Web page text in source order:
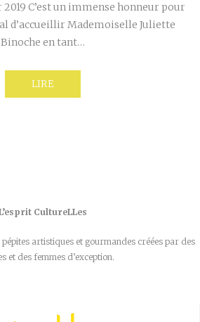
C’est un immense honneur pour
d’accueillir Mademoiselle Juliette
Binoche en tant…
LIRE
CultureLLes
artistiques et gourmandes créées par des
et des femmes d’exception.